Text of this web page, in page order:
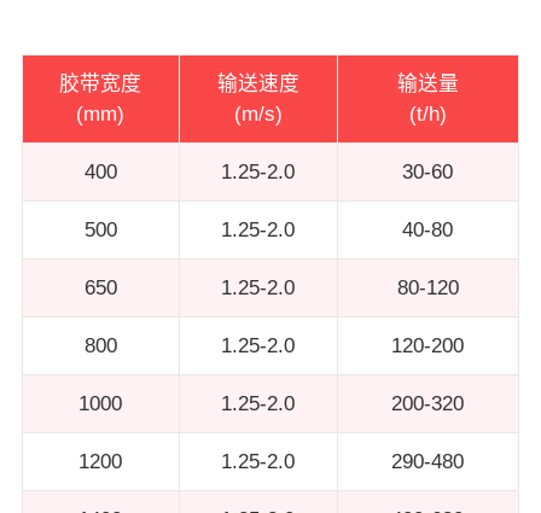
胶带宽度
(mm)
输送速度
(m/s)
输送量
(t/h)
400 1.25-2.0 30-60
500 1.25-2.0 40-80
650 1.25-2.0 80-120
800 1.25-2.0 120-200
1000 1.25-2.0 200-320
1200 1.25-2.0 290-480